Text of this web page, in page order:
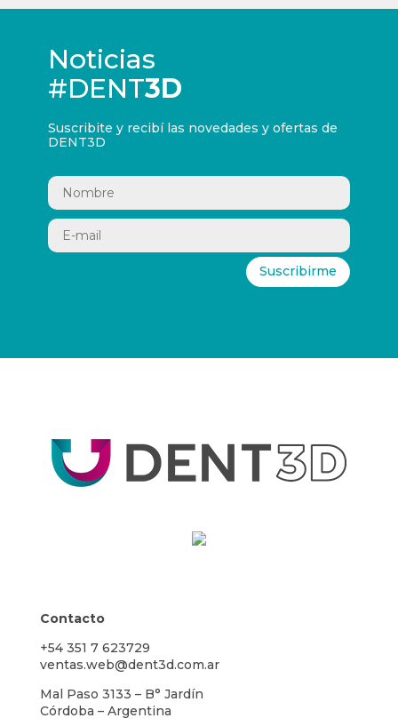
Noticias
#DENT3D
Suscribite y recibí las novedades y ofertas de
DENT3D
Suscribirme
Contacto
+54 351 7 623729
ventas.web@dent3d.com.ar
Mal Paso 3133 – B° Jardín
Córdoba – Argentina